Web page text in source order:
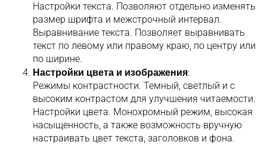
Настройки текста. Позволяют отдельно изменять
размер шрифта и межстрочный интервал.
Выравнивание текста. Позволяет выравнивать
текст по левому или правому краю, по центру или
по ширине.
Настройки цвета и изображения:
Режимы контрастности. Темный, светлый и с
высоким контрастом для улучшения читаемости.
Настройки цвета. Монохромный режим, высокая
насыщенность, а также возможность вручную
настраивать цвет текста, заголовков и фона.